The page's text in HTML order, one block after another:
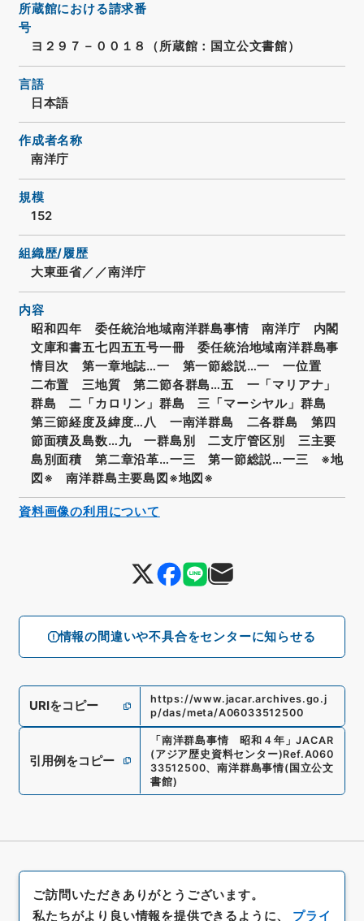
情報の間違いや不具合をセンターに知らせる
所蔵館における請求番
号
ヨ２９７－００１８（所蔵館：国立公文書館）
言語
日本語
作成者名称
南洋庁
規模
152
組織歴/履歴
大東亜省／／南洋庁
内容
昭和四年 委任統治地域南洋群島事情 南洋庁 内閣
文庫和書五七四五五号一冊 委任統治地域南洋群島事
情目次 第一章地誌…一 第一節総説…一 一位置
二布置 三地質 第二節各群島…五 一「マリアナ」
群島 二「カロリン」群島 三「マーシヤル」群島
第三節経度及緯度…八 一南洋群島 二各群島 第四
節面積及島数…九 一群島別 二支庁管区別 三主要
島別面積 第二章沿革…一三 第一節総説…一三 ※地
図※ 南洋群島主要島図※地図※
URIをコピー
https://www.jacar.archives.go.j
p/das/meta/A06033512500
引用例をコピー
「南洋群島事情 昭和４年 」JACAR
(アジア歴史資料センター)Ref.A060
33512500、南洋群島事情(国立公文
書館)
資料画像の利用について
ご訪問いただきありがとうございます。
私たちがより良い情報を提供できるように、 プライ